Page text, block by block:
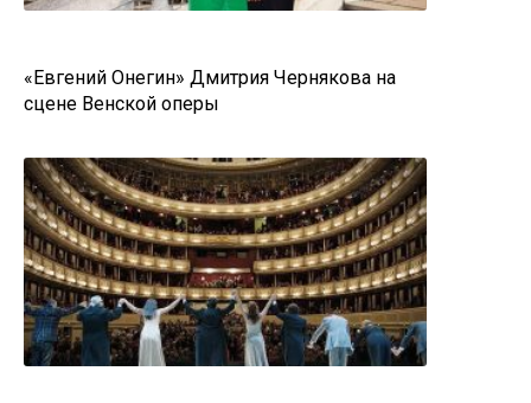
«Евгений Онегин» Дмитрия Чернякова на
сцене Венской оперы